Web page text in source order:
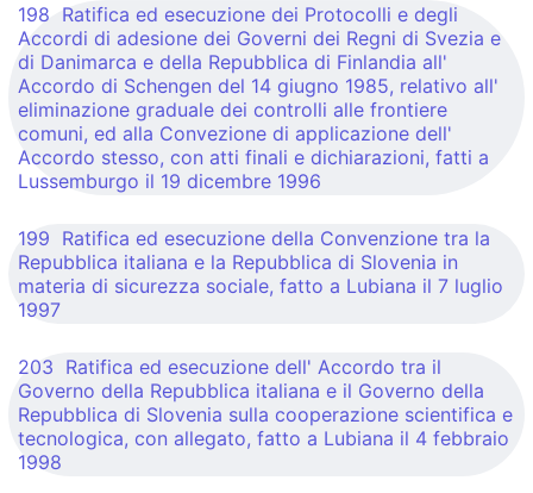
198 Ratifica ed esecuzione dei Protocolli e degli
Accordi di adesione dei Governi dei Regni di Svezia e
di Danimarca e della Repubblica di Finlandia all'
Accordo di Schengen del 14 giugno 1985, relativo all'
eliminazione graduale dei controlli alle frontiere
comuni, ed alla Convezione di applicazione dell'
Accordo stesso, con atti finali e dichiarazioni, fatti a
Lussemburgo il 19 dicembre 1996
199 Ratifica ed esecuzione della Convenzione tra la
Repubblica italiana e la Repubblica di Slovenia in
materia di sicurezza sociale, fatto a Lubiana il 7 luglio
1997
203 Ratifica ed esecuzione dell' Accordo tra il
Governo della Repubblica italiana e il Governo della
Repubblica di Slovenia sulla cooperazione scientifica e
tecnologica, con allegato, fatto a Lubiana il 4 febbraio
1998